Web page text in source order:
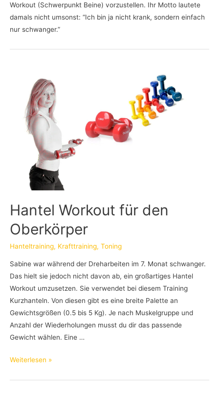
Workout (Schwerpunkt Beine) vorzustellen. Ihr Motto lautete
damals nicht umsonst: “Ich bin ja nicht krank, sondern einfach
nur schwanger.”
Hantel Workout für den
Oberkörper
Hanteltraining, Krafttraining, Toning
Sabine war während der Dreharbeiten im 7. Monat schwanger.
Das hielt sie jedoch nicht davon ab, ein großartiges Hantel
Workout umzusetzen. Sie verwendet bei diesem Training
Kurzhanteln. Von diesen gibt es eine breite Palette an
Gewichtsgrößen (0.5 bis 5 Kg). Je nach Muskelgruppe und
Anzahl der Wiederholungen musst du dir das passende
Gewicht wählen. Eine …
Hantel
Weiterlesen »